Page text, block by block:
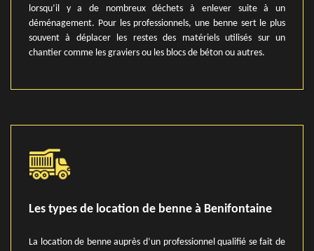
lorsqu’il y a de nombreux déchets à enlever suite à un
déménagement. Pour les professionnels, une benne sert le plus
souvent à déplacer les restes des matériels utilisés sur un
chantier comme les graviers ou les blocs de béton ou autres.
Les types de location de benne à Benifontaine
La location de benne auprès d’un professionnel qualifié se fait de